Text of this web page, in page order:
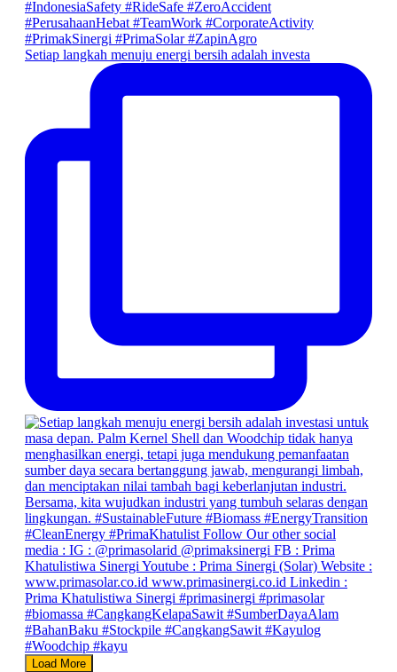
Setiap langkah menuju energi bersih adalah investa
Load More